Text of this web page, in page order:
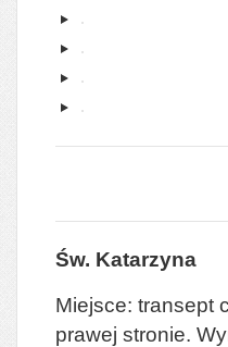
Św. Katarzyna
Miejsce: transept
prawej stronie.